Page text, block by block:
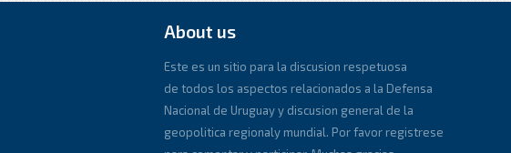
About us
Este es un sitio para la discusion respetuosa
de todos los aspectos relacionados a la Defensa
Nacional de Uruguay y discusion general de la
geopolitica regionaly mundial. Por favor registrese